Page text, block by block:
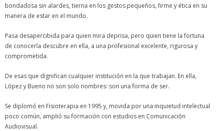
bondadosa sin alardes, tierna en los gestos pequeños, firme y ética en su
manera de estar en el mundo.
Pasa desapercibida para quien mira deprisa, pero quien tiene la fortuna
de conocerla descubre en ella, a una profesional excelente, rigurosa y
comprometida.
De esas que dignifican cualquier institución en la que trabajan. En ella,
López y Bueno no son solo nombres: son una forma de ser.
Se diplomó en Fisioterapia en 1995 y, movida por una inquietud intelectual
poco común, amplió su formación con estudios en Comunicación
Audiovisual.